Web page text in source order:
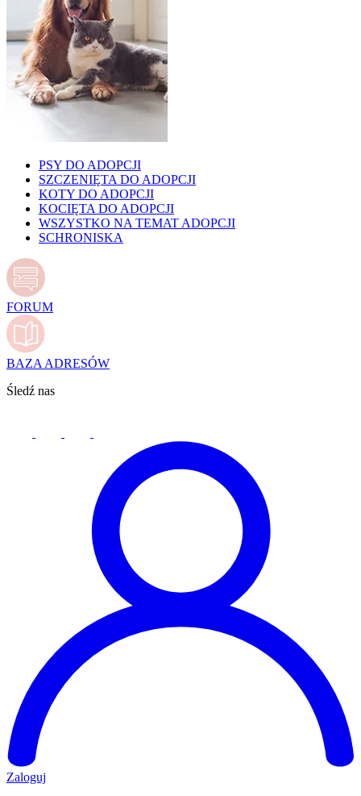
PSY DO ADOPCJI
SZCZENIĘTA DO ADOPCJI
KOTY DO ADOPCJI
KOCIĘTA DO ADOPCJI
WSZYSTKO NA TEMAT ADOPCJI
SCHRONISKA
FORUM
BAZA ADRESÓW
Śledź nas
Zaloguj